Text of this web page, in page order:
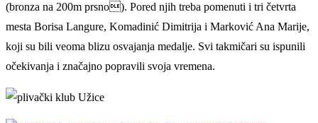
(bronza na 200m prsno). Pored njih treba pomenuti i tri četvrta
mesta Borisa Langure, Komadinić Dimitrija i Marković Ana Marije,
koji su bili veoma blizu osvajanja medalje. Svi takmičari su ispunili
očekivanja i značajno popravili svoja vremena.